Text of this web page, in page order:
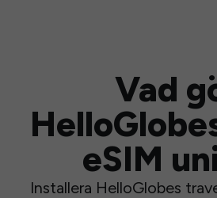
Vad
eSIM
Installera HelloGlobes